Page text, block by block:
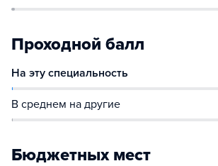
Проходной балл
На эту специальность
В среднем на другие
Бюджетных мест